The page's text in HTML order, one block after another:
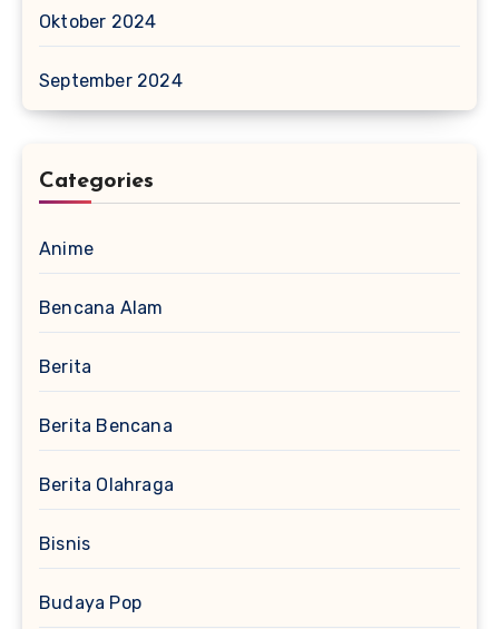
Oktober 2024
September 2024
Categories
Anime
Bencana Alam
Berita
Berita Bencana
Berita Olahraga
Bisnis
Budaya Pop